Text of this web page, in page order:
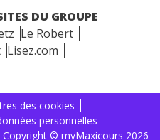
DU GROUPE
Le Robert
Lisez.com
des cookies
personnelles
Copyright © myMaxicours 2026